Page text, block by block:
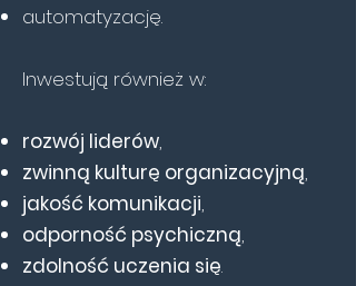
automatyzację.
Inwestują również w:
rozwój liderów,
zwinną kulturę organizacyjną,
jakość komunikacji,
odporność psychiczną,
zdolność uczenia się.